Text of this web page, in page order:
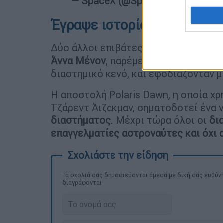
Έγραψε ιστορία η Space X
Δύο άλλοι επιβάτες, ο
Άννα Μένον, παρέμειναν μέσα στην
διαστημικό κενό, και
Η αποστολή Polaris Dawn, η οποία
Τζάρεντ Άιζακμαν, σηματοδοτεί ένα
διαστήματος. Μέχρι τώρα όλοι οι
επαγγελματίες αστροναύτες και όχι
Τα σχολιά σας δημοσιεύονται άμεσα με δική σας
διαγράφονται